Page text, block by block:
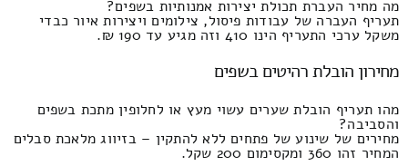
מה מחיר העברת תכולת יצירות אמנותיות בשפים?
תעריף העברה של עבודות פיסול, צילומים ויצירות איור כבדי
משקל ערכי התעריף הינו 410 וזה מגיע עד 190 ₪.
מחירון הובלת רהיטים בשפים
מהו תעריף הובלת שערים עשוי מעץ או לחלופין מתכת בשפים
והסביבה?
מחירים של שינוע של פתחים ללא להתקין – בזיווג מלאכת סבלים
המחיר זהו 360 ומקסימום 200 שקל.